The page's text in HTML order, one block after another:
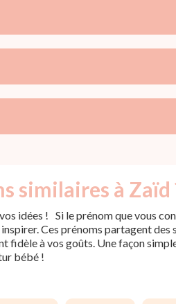
similaires à Zaïd
idées ! Si le prénom que vous
Ces prénoms partagent des
fidèle à vos goûts. Une façon
bébé !